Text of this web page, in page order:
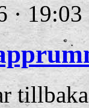
· 19:03